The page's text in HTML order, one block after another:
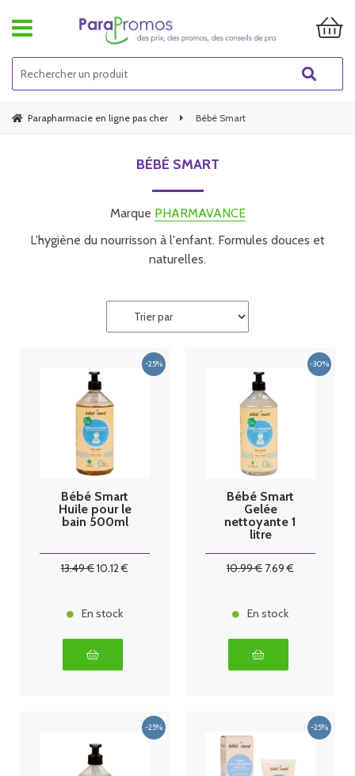
Parapharmacie en ligne pas cher Bébé Smart
BÉBÉ SMART
Marque PHARMAVANCE
L'hygiène du nourrisson à l'enfant. Formules douces et
naturelles.
Bébé Smart
Huile pour le
bain 500ml
13.49€10.12€
En stock
Bébé Smart
Gelée
nettoyante 1
litre
10.99€ 7.69 €
En stock